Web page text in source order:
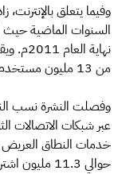
وفيما يتعلق
نهاية
من 13 مليون مستخدم.
وفصلت النشرة نسب
خدمات النطاق العريض
حوالي 11.3 مليون اشتراك.